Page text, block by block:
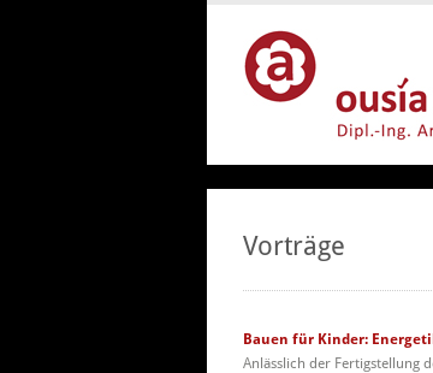
Vorträge
Bauen für Kinder:
Anlässlich der Fertigstellung